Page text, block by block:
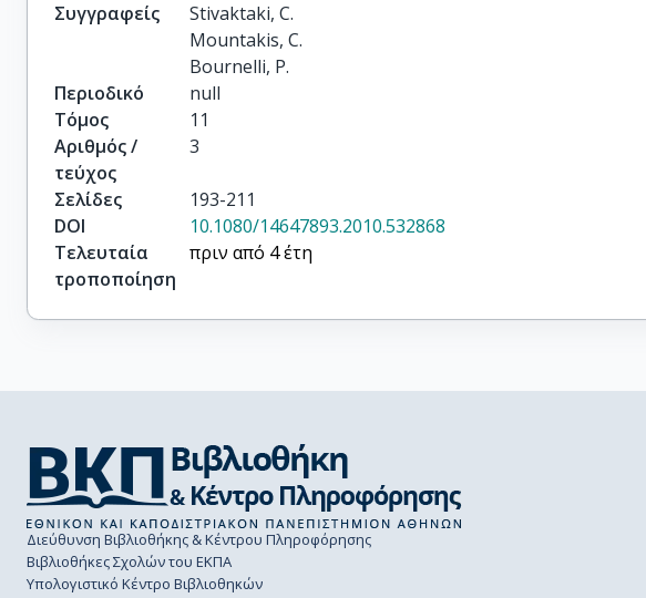
Συγγραφείς
Stivaktaki, C.
Mountakis, C.
Bournelli, P.
Περιοδικό
null
Τόμος
11
Αριθμός /
τεύχος
3
Σελίδες
193-211
DOI
10.1080/14647893.2010.532868
Τελευταία
τροποποίηση
πριν από 4 έτη
Διεύθυνση Βιβλιοθήκης & Κέντρου Πληροφόρησης
Βιβλιοθήκες Σχολών του ΕΚΠΑ
Υπολογιστικό Κέντρο Βιβλιοθηκών